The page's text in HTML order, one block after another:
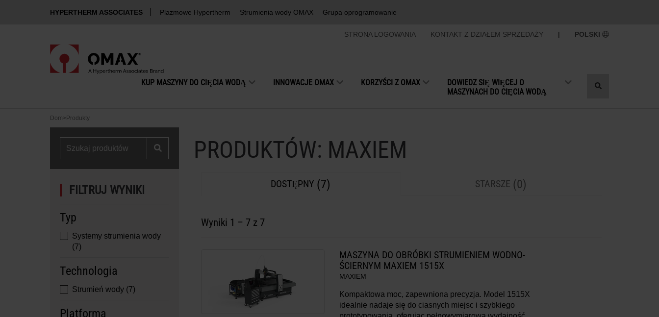
HYPERTHERM ASSOCIATES Plazmowe Hypertherm Strumienia wody OMAX Grupa oprogramowanie
STRONA LOGOWANIA KONTAKT Z DZIAŁEM SPRZEDAŻY | POLSKI
KUP MASZYNY DO CIĘCIA WODĄ INNOWACJE OMAX KORZYŚCI Z OMAX
DOWIEDZ SIĘ WIĘCEJ O
MASZYNACH DO CIĘCIA WODĄ
Przełącz
Dom> Produkty
PRODUKTÓW: MAXIEM
DOSTĘPNY (7) STARSZE (0)
Wyniki 1 – 7z 7
MASZYNA DO OBRÓBKI STRUMIENIEM WODNO-
ŚCIERNYM MAXIEM 1515X
MAXIEM
Kompaktowa moc, zapewniona precyzja. Model 1515X
idealnie nadaje się do ciasnych miejsc i szybkiego
FILTRUJ WYNIKI
Typ
Systemy strumienia wody
(7)
Technologia
Strumień wody (7)
Platforma